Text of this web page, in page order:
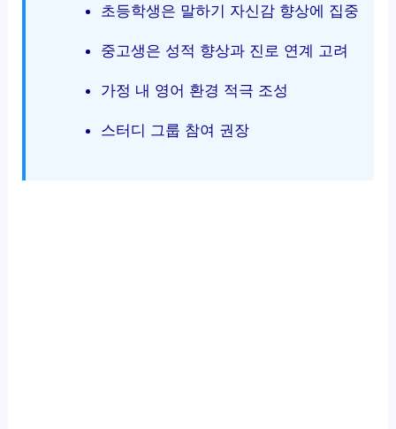
초등학생은 말하기 자신감 향상에 집중
중고생은 성적 향상과 진로 연계 고려
가정 내 영어 환경 적극 조성
스터디 그룹 참여 권장